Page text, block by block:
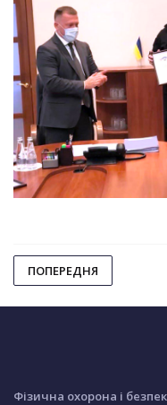
ПОПЕРЕДНЯ
Фізична охорона і